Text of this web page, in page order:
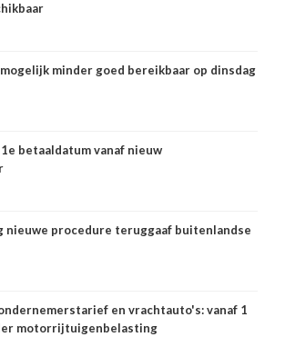
minder goed bereikbaar op dinsdag
betaaldatum vanaf nieuw
procedure teruggaaf buitenlandse
en vrachtauto's: vanaf 1
motorrijtuigenbelasting